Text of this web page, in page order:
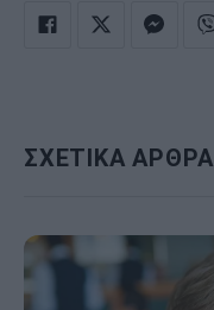
ΣΧΕΤΙΚΑ ΑΡΘΡΑ